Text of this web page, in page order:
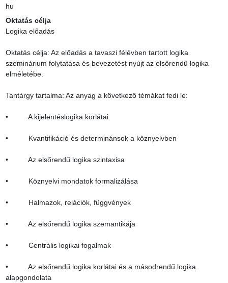
hu
Oktatás célja
Logika előadás
Oktatás célja: Az előadás a tavaszi félévben tartott logika
szeminárium folytatása és bevezetést nyújt az elsőrendű logika
elméletébe.
Tantárgy tartalma: Az anyag a következő témákat fedi le:
•          A kijelentéslogika korlátai
•          Kvantifikáció és determinánsok a köznyelvben
•          Az elsőrendű logika szintaxisa
•          Köznyelvi mondatok formalizálása
•          Halmazok, relációk, függvények
•          Az elsőrendű logika szemantikája
•          Centrális logikai fogalmak
•          Az elsőrendű logika korlátai és a másodrendű logika
alapgondolata